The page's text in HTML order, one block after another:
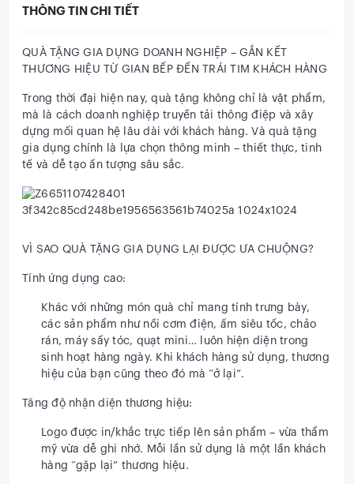
THÔNG TIN CHI TIẾT
QUÀ TẶNG GIA DỤNG DOANH NGHIỆP – GẮN KẾT
THƯƠNG HIỆU TỪ GIAN BẾP ĐẾN TRÁI TIM KHÁCH HÀNG
Trong thời đại hiện nay, quà tặng không chỉ là vật phẩm,
mà là cách doanh nghiệp truyền tải thông điệp và xây
dựng mối quan hệ lâu dài với khách hàng. Và quà tặng
gia dụng chính là lựa chọn thông minh – thiết thực, tinh
tế và dễ tạo ấn tượng sâu sắc.
VÌ SAO QUÀ TẶNG GIA DỤNG LẠI ĐƯỢC ƯA CHUỘNG?
Tính ứng dụng cao:
Khác với những món quà chỉ mang tính trưng bày,
các sản phẩm như nồi cơm điện, ấm siêu tốc, chảo
rán, máy sấy tóc, quạt mini… luôn hiện diện trong
sinh hoạt hàng ngày. Khi khách hàng sử dụng, thương
hiệu của bạn cũng theo đó mà “ở lại”.
Tăng độ nhận diện thương hiệu:
Logo được in/khắc trực tiếp lên sản phẩm – vừa thẩm
mỹ vừa dễ ghi nhớ. Mỗi lần sử dụng là một lần khách
hàng “gặp lại” thương hiệu.